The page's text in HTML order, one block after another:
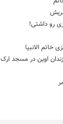
رو داشتی!
خاتم الانبیا
اوین در مسجد ارک